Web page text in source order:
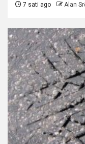
7 sati ago Alan